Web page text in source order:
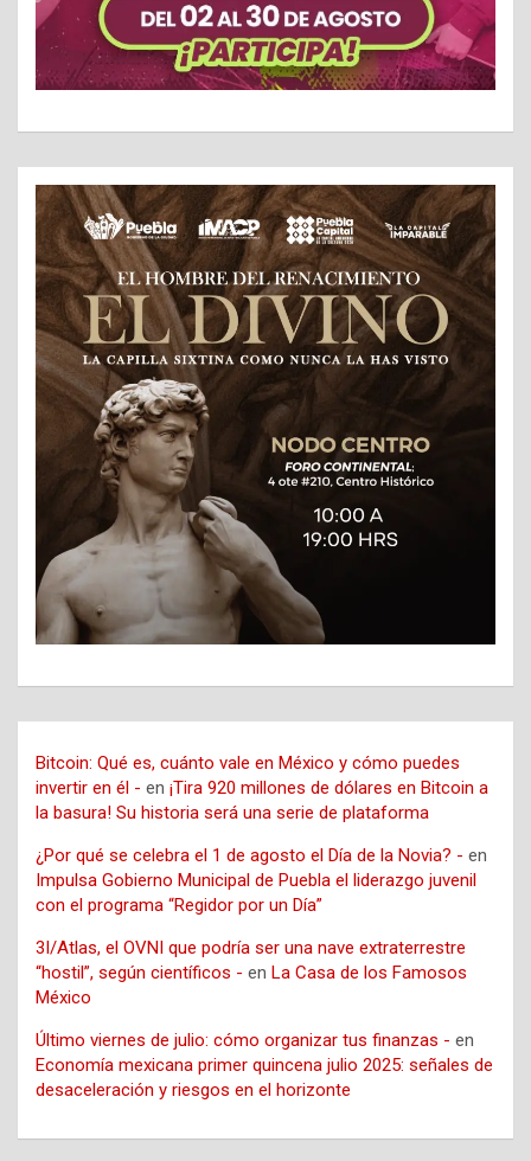
Bitcoin: Qué es, cuánto vale en México y cómo puedes
invertir en él - en ¡Tira 920 millones de dólares en Bitcoin a
la basura! Su historia será una serie de plataforma
¿Por qué se celebra el 1 de agosto el Día de la Novia? - en
Impulsa Gobierno Municipal de Puebla el liderazgo juvenil
con el programa “Regidor por un Día”
3I/Atlas, el OVNI que podría ser una nave extraterrestre
“hostil”, según científicos - en La Casa de los Famosos
México
Último viernes de julio: cómo organizar tus finanzas - en
Economía mexicana primer quincena julio 2025: señales de
desaceleración y riesgos en el horizonte